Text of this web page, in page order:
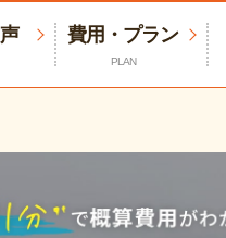
費用・プラン
PLAN